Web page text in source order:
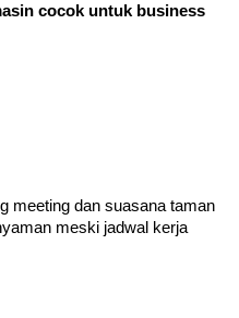
cocok untuk business
meeting dan suasana taman
meski jadwal kerja